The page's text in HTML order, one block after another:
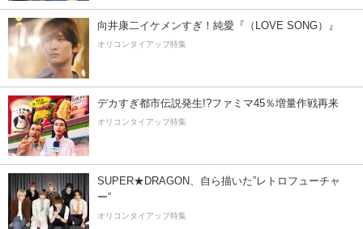
向井康二イケメンすぎ！純愛『（LOVE SONG）』
オリコンタイアップ特集
デカすぎ都市伝説発生!?ファミマ45％増量作戦再来
オリコンタイアップ特集
SUPER★DRAGON、自ら描いた”レトロフューチャ
ー”
オリコンタイアップ特集